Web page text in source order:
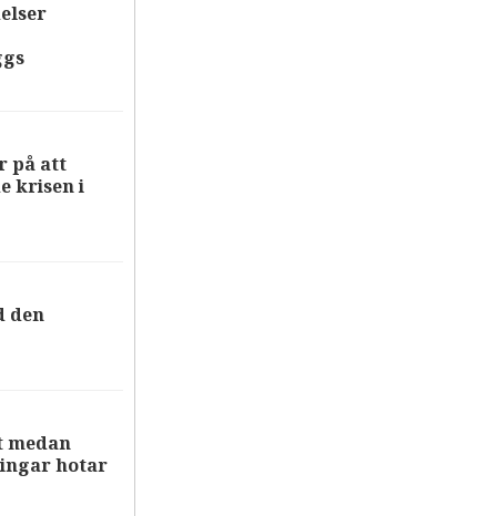
på att
krisen i
den
medan
hotar